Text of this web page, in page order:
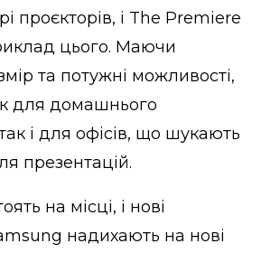
проєкторів, і The Premiere
цього. Маючи
та потужні можливості,
для домашнього
і для офісів, що шукають
презентацій.
на місці, і нові
надихають на нові